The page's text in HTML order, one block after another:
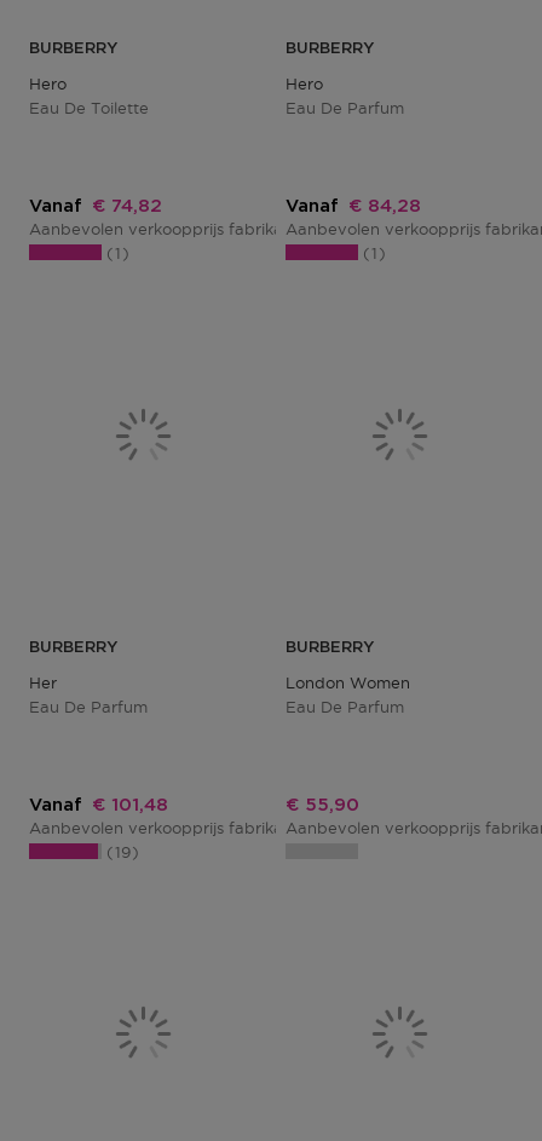
BURBERRY
Hero
Eau De Toilette
Vanaf Kortingsprijs
€ 74,82
Aanbevolen verkoopprijs fabrikant€ 87,00
1
BURBERRY
Hero
Eau De Parfum
Vanaf Kortingsprijs
€ 84,28
Aanbevolen verkoopprijs
1
BURBERRY
Her
Eau De Parfum
Vanaf Kortingsprijs
€ 101,48
Aanbevolen verkoopprijs fabrikant€ 64,50
19
BURBERRY
London Women
Eau De Parfum
Kortingsprijs
€ 55,90
Aanbevolen verkoopprijs